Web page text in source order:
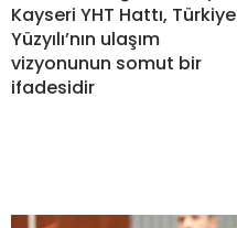
Kayseri YHT Hattı, Türkiye
Yüzyılı’nın ulaşım
vizyonunun somut bir
ifadesidir